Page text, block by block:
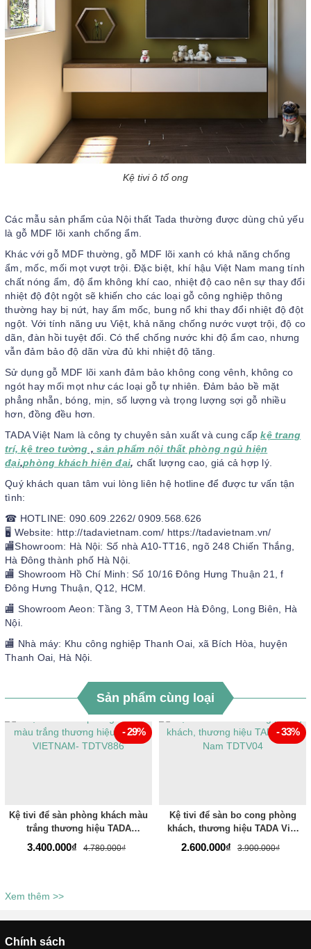
Kệ tivi ô tổ ong
Các mẫu sản phẩm của Nội thất Tada thường được dùng chủ yếu
là gỗ MDF lõi xanh chống ẩm.
Khác với gỗ MDF thường, gỗ MDF lõi xanh có khả năng chống
ẩm, mốc, mối mọt vượt trội. Đặc biệt, khí hậu Việt Nam mang tính
chất nóng ẩm, độ ẩm không khí cao, nhiệt độ cao nên sự thay đổi
nhiệt độ đột ngột sẽ khiến cho các loại gỗ công nghiệp thông
thường hay bị nứt, hay ẩm mốc, bung nổ khi thay đổi nhiệt độ đột
ngột. Với tính năng ưu Việt, khả năng chống nước vượt trội, độ co
dãn, đàn hồi tuyệt đối. Có thể chống nước khi độ ẩm cao, nhưng
vẫn đảm bảo độ dãn vừa đủ khi nhiệt độ tăng.
Sử dụng gỗ MDF lõi xanh đảm bảo không cong vênh, không co
ngót hay mối mọt như các loại gỗ tự nhiên. Đảm bảo bề mặt
phẳng nhẵn, bóng, mịn, số lượng và trọng lượng sợi gỗ nhiều
hơn, đồng đều hơn.
TADA Việt Nam là công ty chuyên sản xuất và cung cấp kệ trang
trí, kệ treo tường , sản phẩm nội thất phòng ngủ hiện
đại,phòng khách hiện đại, chất lượng cao, giá cả hợp lý.
Quý khách quan tâm vui lòng liên hệ hotline để được tư vấn tận
tình:
☎ HOTLINE: 090.609.2262/ 0909.568.626
🖥 Website: http://tadavietnam.com/ https://tadavietnam.vn/
🏬Showroom: Hà Nội: Số nhà A10-TT16, ngõ 248 Chiến Thắng,
Hà Đông thành phố Hà Nội.
🏬 Showroom Hồ Chí Minh: Số 10/16 Đông Hưng Thuận 21, f
Đông Hưng Thuận, Q12, HCM.
🏬 Showroom Aeon: Tầng 3, TTM Aeon Hà Đông, Long Biên, Hà
Nội.
🏬 Nhà máy: Khu công nghiệp Thanh Oai, xã Bích Hòa, huyện
Thanh Oai, Hà Nội.
Sản phẩm cùng loại
- 29%
Kệ tivi để sàn phòng khách màu
trắng thương hiệu TADA
VIETNAM- TDTV886
3.400.000₫ 4.780.000₫
- 33%
Kệ tivi để sàn bo cong phòng
khách, thương hiệu TADA Việt
Nam TDTV04
2.600.000₫ 3.900.000₫
Xem thêm >>
Chính sách